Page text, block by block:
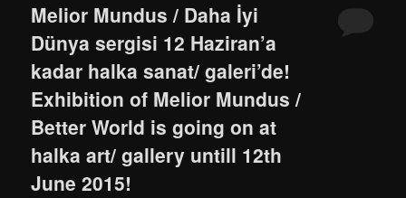
Melior Mundus / Daha İyi
Dünya sergisi 12 Haziran’a
kadar halka sanat/ galeri’de!
Exhibition of Melior Mundus /
Better World is going on at
halka art/ gallery untill 12th
June 2015!